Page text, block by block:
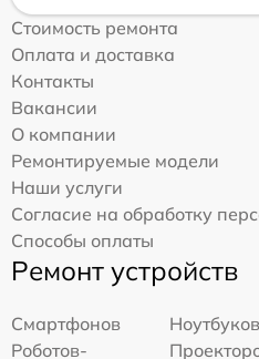
Стоимость ремонта
Оплата и доставка
Контакты
Вакансии
О компании
Ремонтируемые модели
Наши услуги
Согласие на обработку
Способы оплаты
Ремонт устройств
Смартфонов
Ноутбуков
Роботов-